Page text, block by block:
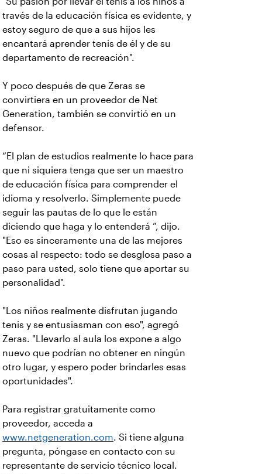
través de la educación física es evidente, y
estoy seguro de que a sus hijos les
encantará aprender tenis de él y de su
departamento de recreación".
Y poco después de que Zeras se
convirtiera en un proveedor de Net
Generation, también se convirtió en un
defensor.
“El plan de estudios realmente lo hace para
que ni siquiera tenga que ser un maestro
de educación física para comprender el
idioma y resolverlo. Simplemente puede
seguir las pautas de lo que le están
diciendo que haga y lo entenderá ”, dijo.
"Eso es sinceramente una de las mejores
cosas al respecto: todo se desglosa paso a
paso para usted, solo tiene que aportar su
personalidad".
"Los niños realmente disfrutan jugando
tenis y se entusiasman con eso", agregó
Zeras. "Llevarlo al aula los expone a algo
nuevo que podrían no obtener en ningún
otro lugar, y espero poder brindarles esas
oportunidades".
Para registrar gratuitamente como
proveedor, acceda a
www.netgeneration.com. Si tiene alguna
pregunta, póngase en contacto con su
representante de servicio técnico local.